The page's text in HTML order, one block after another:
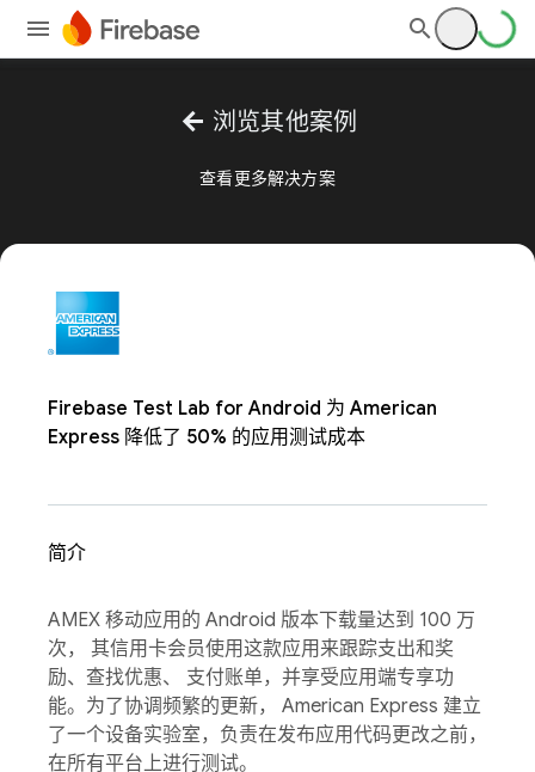
arrow_back 浏览其他案例
查看更多解决方案
Firebase Test Lab for Android 为 American
Express 降低了 50% 的应用测试成本
简介
AMEX 移动应用的 Android 版本下载量达到 100 万
次， 其信用卡会员使用这款应用来跟踪支出和奖
励、查找优惠、 支付账单，并享受应用端专享功
能。为了协调频繁的更新， American Express 建立
了一个设备实验室，负责在发布应用代码更改之前，
在所有平台上进行测试。